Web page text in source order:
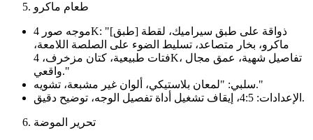
طعام ماكرو
موجه صور 4K: "[طبق] ذواقة على طبق سيراميك، لقطة
ماكرو، بخار متصاعد، تسليط الضوء على الصلصة اللامعة،
فتات طبيعية، كتان مزخرف، 4K، تفاصيل شهية، عمق مجال
واقعي."
سلبي: "لمعان بلاستيكي، ألوان غير مشبعة، تشويه."
الإعدادات: 4:5، إيقاف تشغيل أداة تفصيل الوجه، توضيح دقيق.
تحرير الموضة